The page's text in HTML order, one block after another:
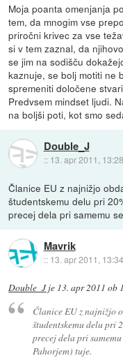
Moja poanta omenjanja
tem, da mnogim vse
priročni krivec za vse
si v tem zaznal, da
se jim na sodišču
kaznuje, se bolj motiti ne
spremeniti določene
Predvsem mindset ljudi.
na boljši poti, kot smo
Double_J
:: 13. apr 2011, 13:28
Članice EU z najnižjo
študentskemu delu pri
precej dela pri samemu
Mavrik
:: 13. apr 2011, 13:34
Double_Jje 13. apr 2011 ob
Članice EU z najnižjo
študentskemu delu pri
precej dela pri
Pahorjem) tuje.